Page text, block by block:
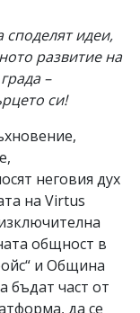
споделят идеи,
развитие на
–
си!
неговия дух
на Virtus
общност в
и Община
бъдат част от
да се